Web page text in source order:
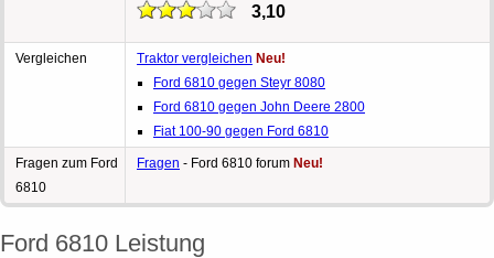
3,10
Vergleichen Traktor vergleichen Neu!
Ford 6810 gegen Steyr 8080
Ford 6810 gegen John Deere 2800
Fiat 100-90 gegen Ford 6810
Fragen zum Ford
6810
Fragen - Ford 6810 forum Neu!
Ford 6810 Leistung